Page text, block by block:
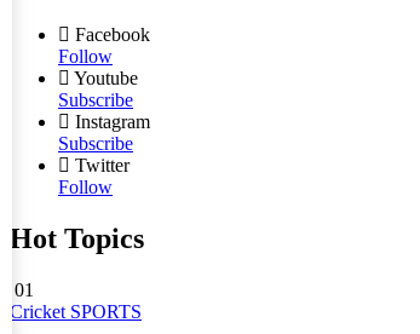
Facebook
Follow
Youtube
Subscribe
Instagram
Subscribe
Twitter
Follow
Hot Topics
01
Cricket SPORTS